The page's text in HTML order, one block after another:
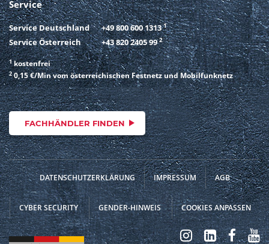
Service
Service Deutschland +49 800 600 1313 1
Service Österreich +43 820 2405 99 2
1kostenfrei
20,15 €/Min vom österreichischen Festnetz und Mobilfunknetz
FACHHÄNDLER FINDEN
DATENSCHUTZERKLÄRUNG IMPRESSUM AGB
CYBER SECURITY GENDER-HINWEIS COOKIES ANPASSEN